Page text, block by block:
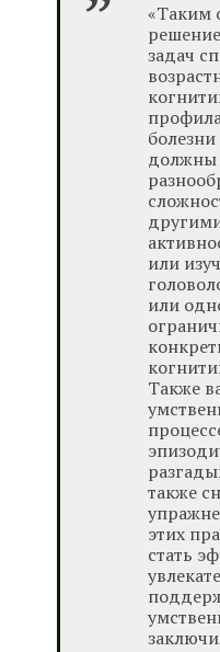
«Таким
задач
должны
или
или
Также
также
этих
стать